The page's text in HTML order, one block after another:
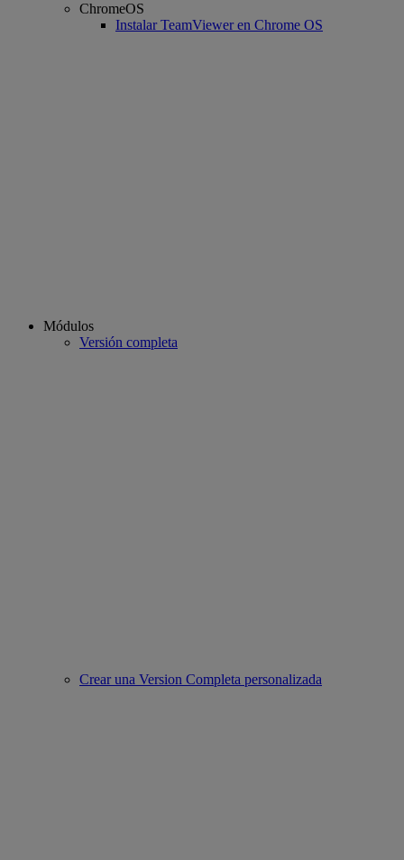
ChromeOS
Instalar TeamViewer en Chrome OS
Módulos
Versión completa
Crear una Version Completa personalizada